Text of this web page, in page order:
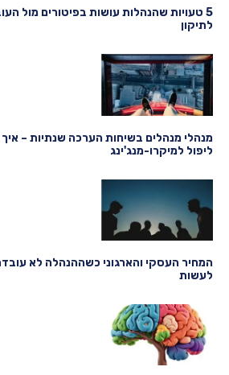
5 טעויות שהנהלות עושות בפיטורים מול
לתיקון
מנהלי מנהלים בשיחות הערכה שנתיות – איך
ליפול למיקרו-מנג'ינג
המחיר העסקי והארגוני כשההנהלה לא
לעשות